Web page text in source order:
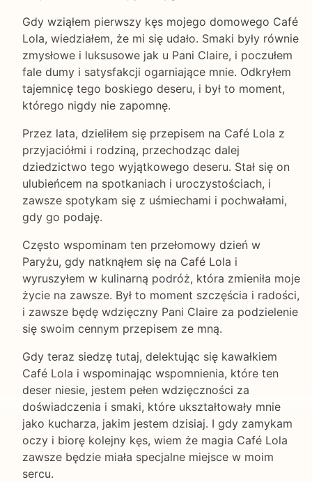
Gdy wziąłem pierwszy kęs mojego domowego Café
Lola, wiedziałem, że mi się udało. Smaki były równie
zmysłowe i luksusowe jak u Pani Claire, i poczułem
fale dumy i satysfakcji ogarniające mnie. Odkryłem
tajemnicę tego boskiego deseru, i był to moment,
którego nigdy nie zapomnę.
Przez lata, dzieliłem się przepisem na Café Lola z
przyjaciółmi i rodziną, przechodząc dalej
dziedzictwo tego wyjątkowego deseru. Stał się on
ulubieńcem na spotkaniach i uroczystościach, i
zawsze spotykam się z uśmiechami i pochwałami,
gdy go podaję.
Często wspominam ten przełomowy dzień w
Paryżu, gdy natknąłem się na Café Lola i
wyruszyłem w kulinarną podróż, która zmieniła moje
życie na zawsze. Był to moment szczęścia i radości,
i zawsze będę wdzięczny Pani Claire za podzielenie
się swoim cennym przepisem ze mną.
Gdy teraz siedzę tutaj, delektując się kawałkiem
Café Lola i wspominając wspomnienia, które ten
deser niesie, jestem pełen wdzięczności za
doświadczenia i smaki, które ukształtowały mnie
jako kucharza, jakim jestem dzisiaj. I gdy zamykam
oczy i biorę kolejny kęs, wiem że magia Café Lola
zawsze będzie miała specjalne miejsce w moim
sercu.